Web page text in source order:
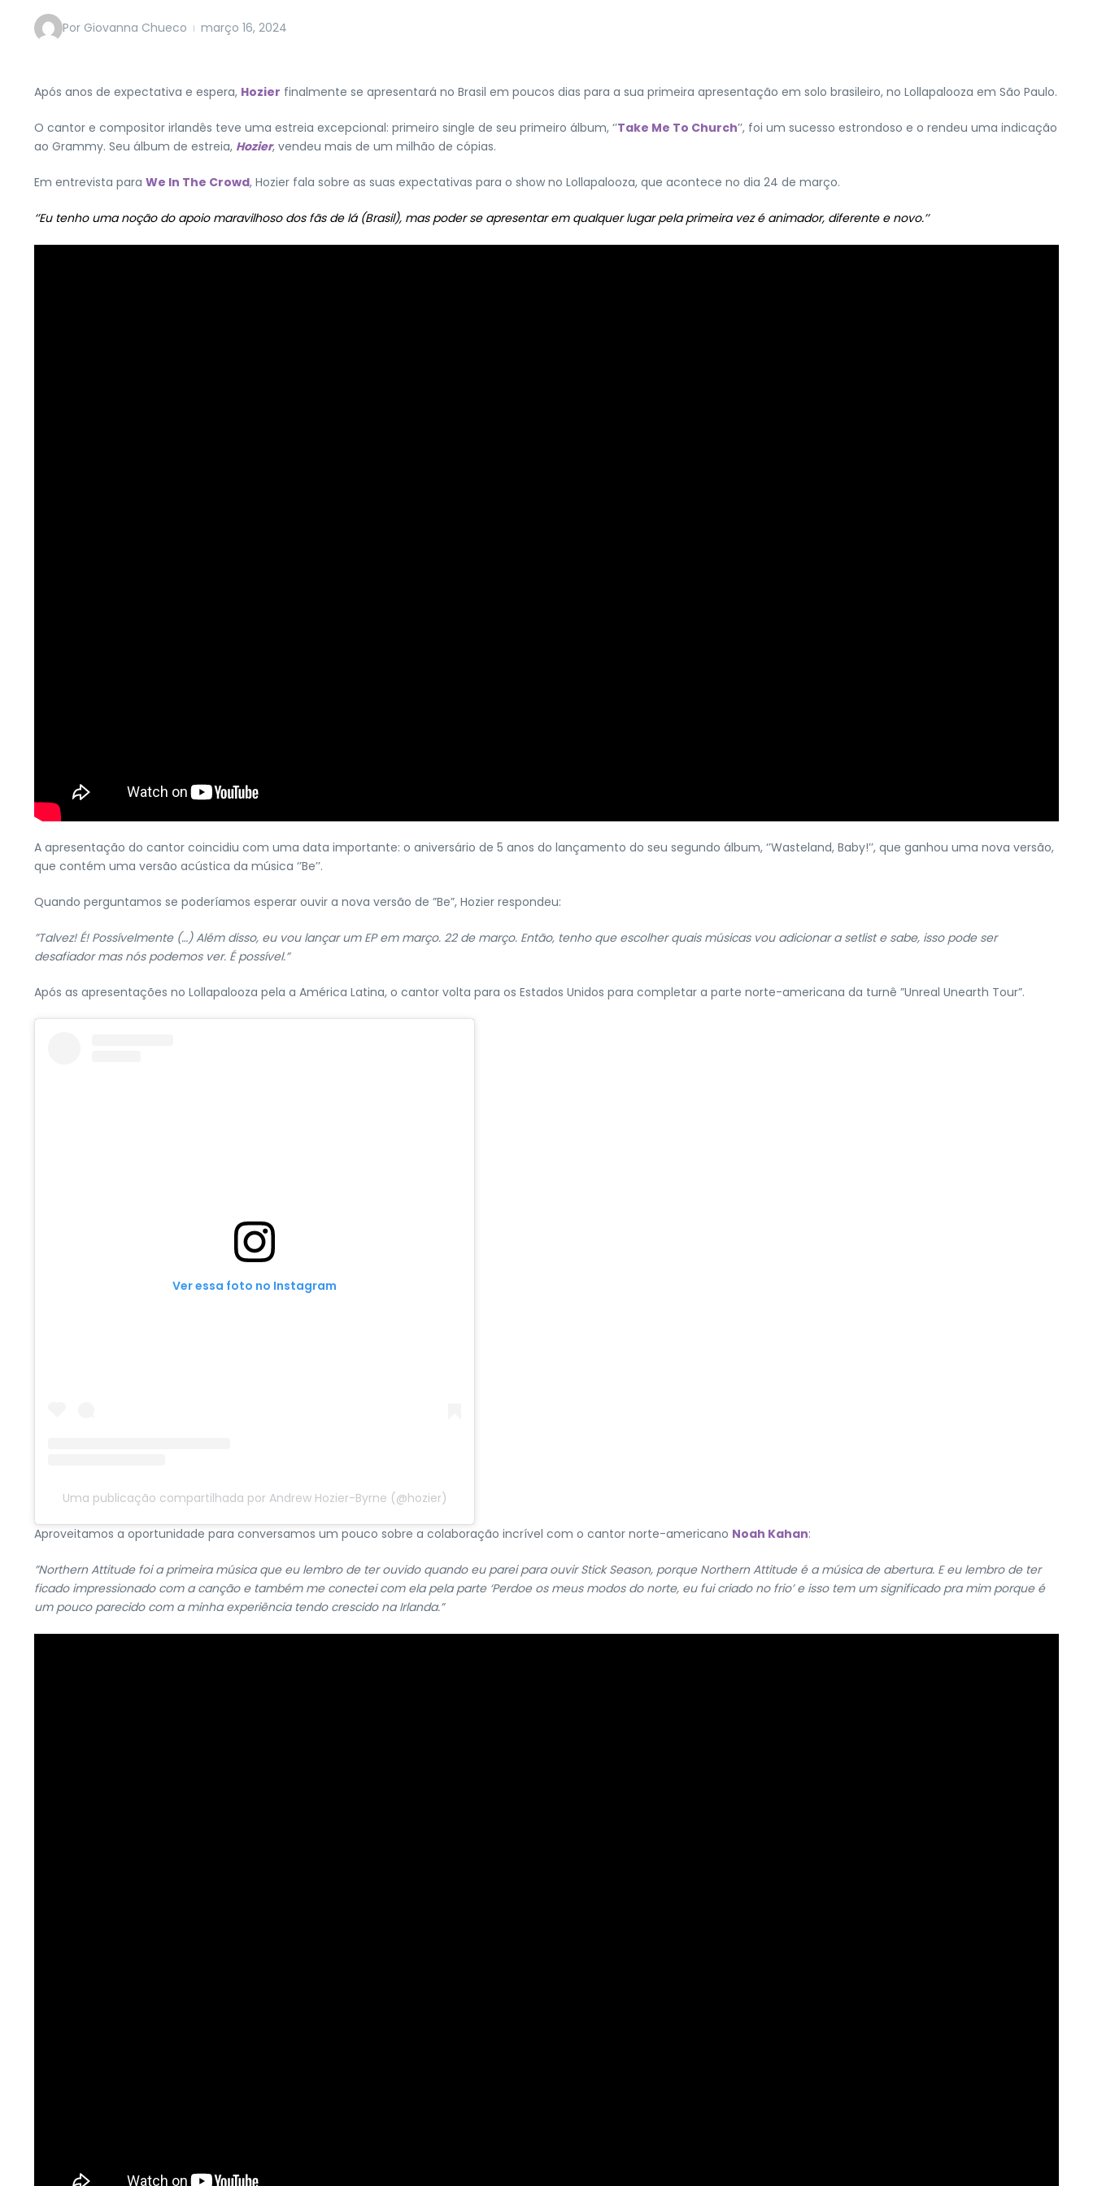
Por Giovanna Chueco março 16, 2024
Após anos de expectativa e espera, Hozier finalmente se apresentará no Brasil em poucos dias para a sua primeira apresentação em solo brasileiro, no Lollapalooza em São Paulo.
O cantor e compositor irlandês teve uma estreia excepcional: primeiro single de seu primeiro álbum, ‘’Take Me To Church’’, foi um sucesso estrondoso e o rendeu uma indicação
ao Grammy. Seu álbum de estreia, Hozier, vendeu mais de um milhão de cópias.
Em entrevista para We In The Crowd, Hozier fala sobre as suas expectativas para o show no Lollapalooza, que acontece no dia 24 de março.
‘’Eu tenho uma noção do apoio maravilhoso dos fãs de lá (Brasil), mas poder se apresentar em qualquer lugar pela primeira vez é animador, diferente e novo.’’
A apresentação do cantor coincidiu com uma data importante: o aniversário de 5 anos do lançamento do seu segundo álbum, ‘’Wasteland, Baby!’’, que ganhou uma nova versão,
que contém uma versão acústica da música ‘’Be’’.
Quando perguntamos se poderíamos esperar ouvir a nova versão de ”Be”, Hozier respondeu:
”Talvez! É! Possívelmente (…) Além disso, eu vou lançar um EP em março. 22 de março. Então, tenho que escolher quais músicas vou adicionar a setlist e sabe, isso pode ser
desafiador mas nós podemos ver. É possível.”
Após as apresentações no Lollapalooza pela a América Latina, o cantor volta para os Estados Unidos para completar a parte norte-americana da turnê ”Unreal Unearth Tour”.
Ver essa foto no Instagram
Uma publicação compartilhada por Andrew Hozier-Byrne (@hozier)
Aproveitamos a oportunidade para conversamos um pouco sobre a colaboração incrível com o cantor norte-americano Noah Kahan:
”Northern Attitude foi a primeira música que eu lembro de ter ouvido quando eu parei para ouvir Stick Season, porque Northern Attitude é a música de abertura. E eu lembro de ter
ficado impressionado com a canção e também me conectei com ela pela parte ‘Perdoe os meus modos do norte, eu fui criado no frio’ e isso tem um significado pra mim porque é
um pouco parecido com a minha experiência tendo crescido na Irlanda.”